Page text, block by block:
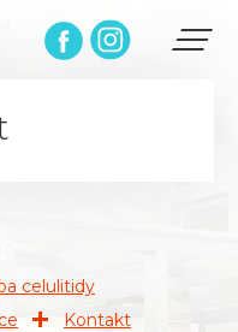
celulitidy
Kontakt